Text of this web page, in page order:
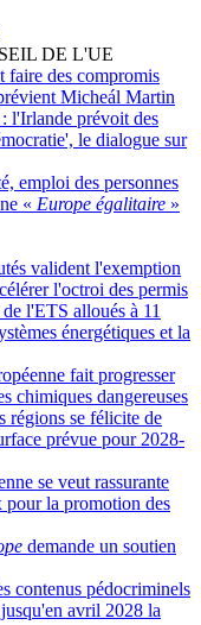
DE L'UE
faire des compromis
Micheál Martin
l'Irlande prévoit des
le dialogue sur
emploi des personnes
« Europe égalitaire »
valident l'exemption
l'octroi des permis
l'ETS alloués à 11
énergétiques et la
fait progresser
chimiques dangereuses
régions se félicite de
prévue pour 2028-
se veut rassurante
pour la promotion des
demande un soutien
contenus pédocriminels
avril 2028 la